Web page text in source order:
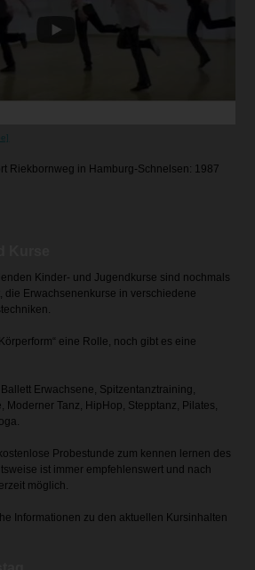
Riekbornweg in Hamburg-Schnelsen: 1987
Kinder- und Jugendkurse sind nochmals
die Erwachsenenkurse in verschiedene
eine Rolle, noch gibt es eine
Erwachsene, Spitzentanztraining,
Moderner Tanz, HipHop, Stepptanz, Pilates,
Probestunde zum kennen lernen des
ist immer empfehlenswert und nach
möglich.
Informationen zu den aktuellen Kursinhalten